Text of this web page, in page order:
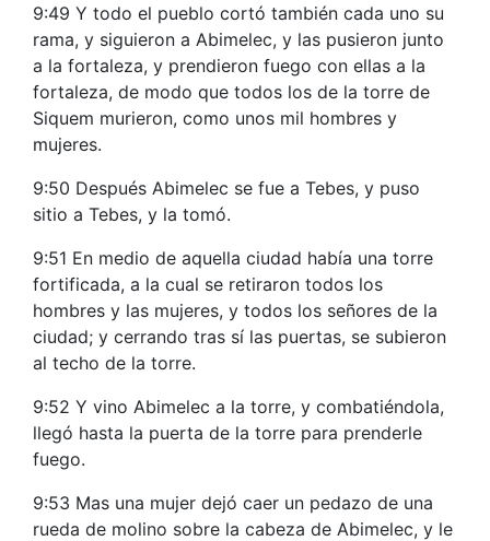
9:49 Y todo el pueblo cortó también cada uno su
rama, y siguieron a Abimelec, y las pusieron junto
a la fortaleza, y prendieron fuego con ellas a la
fortaleza, de modo que todos los de la torre de
Siquem murieron, como unos mil hombres y
mujeres.
9:50 Después Abimelec se fue a Tebes, y puso
sitio a Tebes, y la tomó.
9:51 En medio de aquella ciudad había una torre
fortificada, a la cual se retiraron todos los
hombres y las mujeres, y todos los señores de la
ciudad; y cerrando tras sí las puertas, se subieron
al techo de la torre.
9:52 Y vino Abimelec a la torre, y combatiéndola,
llegó hasta la puerta de la torre para prenderle
fuego.
9:53 Mas una mujer dejó caer un pedazo de una
rueda de molino sobre la cabeza de Abimelec, y le